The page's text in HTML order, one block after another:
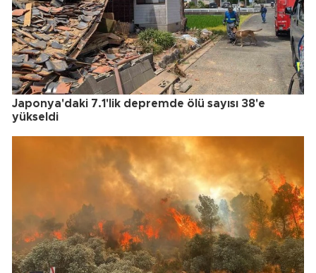
Japonya'daki 7.1'lik depremde ölü sayısı 38'e
yükseldi